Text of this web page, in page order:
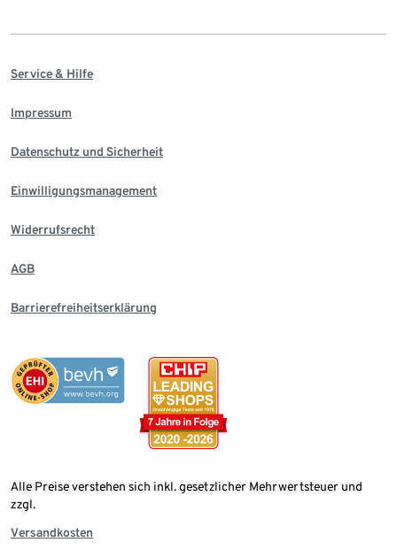
Service & Hilfe
Impressum
Datenschutz und Sicherheit
Einwilligungsmanagement
Widerrufsrecht
AGB
Barrierefreiheitserklärung
Alle Preise verstehen sich inkl. gesetzlicher Mehrwertsteuer und
zzgl.
Versandkosten